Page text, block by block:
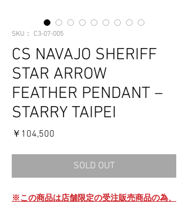
SKU： C3-07-005
CS NAVAJO SHERIFF
STAR ARROW
FEATHER PENDANT –
STARRY TAIPEI
￥104,500
SOLD OUT
※この商品は店舗限定の受注販売商品の為、